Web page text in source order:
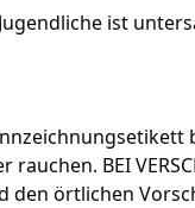
ist
BEI
den örtlichen